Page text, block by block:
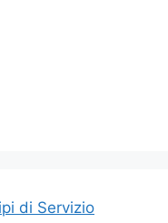
di Servizio